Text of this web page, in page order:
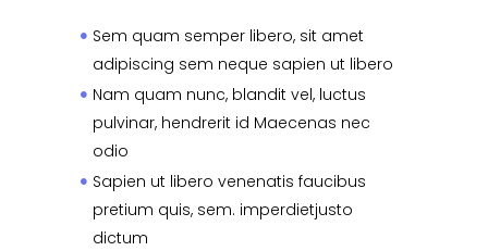
Sem quam semper libero, sit amet
adipiscing sem neque sapien ut libero
Nam quam nunc, blandit vel, luctus
pulvinar, hendrerit id Maecenas nec
odio
Sapien ut libero venenatis faucibus
pretium quis, sem. imperdietjusto
dictum